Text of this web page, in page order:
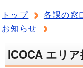
トップ 各課の窓
お知らせ
ICOCA エリ